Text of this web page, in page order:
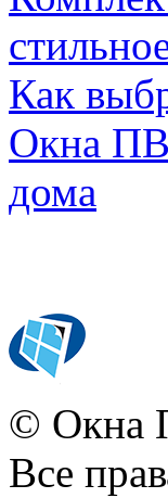
Как
Окна
дома
© Окна
Все